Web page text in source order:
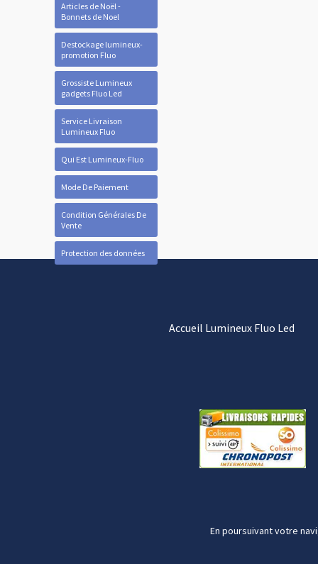
Articles de Noël -
Bonnets de Noel
Destockage lumineux-
promotion Fluo
Grossiste Lumineux
gadgets Fluo Led
Service Livraison
Lumineux Fluo
Qui Est Lumineux-Fluo
Mode De Paiement
Condition Générales De
Vente
Protection des données
Accueil Lumineux Fluo Led
En poursuivant votre